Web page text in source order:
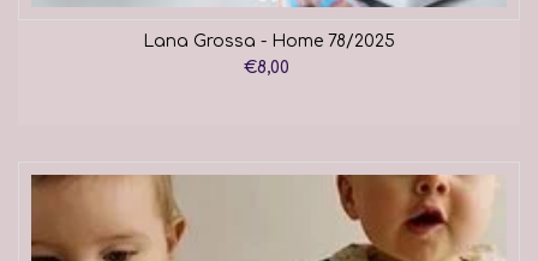
Lana Grossa - Home 78/2025
€8,00